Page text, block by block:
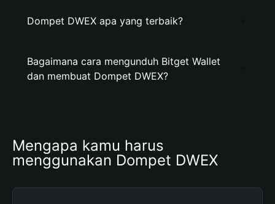
Dompet DWEX apa yang terbaik?
Bagaimana cara mengunduh Bitget Wallet
dan membuat Dompet DWEX?
Mengapa kamu harus
menggunakan Dompet DWEX